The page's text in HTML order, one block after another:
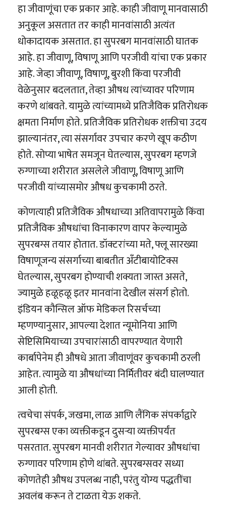
हा जीवाणूंचा एक प्रकार आहे. काही जीवाणू मानवासाठी
अनुकूल असतात तर काही मानवांसाठी अत्यंत
धोकादायक असतात. हा सुपरबग मानवांसाठी घातक
आहे. हा जीवाणू, विषाणू आणि परजीवी यांचा एक प्रकार
आहे. जेव्हा जीवाणू, विषाणू, बुरशी किंवा परजीवी
वेळेनुसार बदलतात, तेव्हा औषध त्यांच्यावर परिणाम
करणे थांबवते. यामुळे त्यांच्यामध्ये प्रतिजैविक प्रतिरोधक
क्षमता निर्माण होते. प्रतिजैविक प्रतिरोधक शक्तीचा उदय
झाल्यानंतर, त्या संसर्गावर उपचार करणे खूप कठीण
होते. सोप्या भाषेत समजून घेतल्यास, सुपरबग म्हणजे
रुग्णाच्या शरीरात असलेले जीवाणू, विषाणू आणि
परजीवी यांच्यासमोर औषध कुचकामी ठरते.
कोणत्याही प्रतिजैविक औषधाच्या अतिवापरामुळे किंवा
प्रतिजैविक औषधांचा विनाकारण वापर केल्यामुळे
सुपरबग्स तयार होतात. डॉक्टरांच्या मते, फ्लू सारख्या
विषाणूजन्य संसर्गाच्या बाबतीत अँटीबायोटिक्स
घेतल्यास, सुपरबग होण्याची शक्यता जास्त असते,
ज्यामुळे हळूहळू इतर मानवांना देखील संसर्ग होतो.
इंडियन कौन्सिल ऑफ मेडिकल रिसर्चच्या
म्हणण्यानुसार, आपल्या देशात न्यूमोनिया आणि
सेप्टिसिमियाच्या उपचारांसाठी वापरण्यात येणारी
कार्बापेनेम ही औषधे आता जीवाणूंवर कुचकामी ठरली
आहेत. त्यामुळे या औषधांच्या निर्मितीवर बंदी घालण्यात
आली होती.
त्वचेचा संपर्क, जखमा, लाळ आणि लैंगिक संपर्काद्वारे
सुपरबग्स एका व्यक्तीकडून दुसऱ्या व्यक्तीपर्यंत
पसरतात. सुपरबग मानवी शरीरात गेल्यावर औषधांचा
रुग्णावर परिणाम होणे थांबते. सुपरबग्सवर सध्या
कोणतेही औषध उपलब्ध नाही, परंतु योग्य पद्धतींचा
अवलंब करून ते टाळता येऊ शकते.